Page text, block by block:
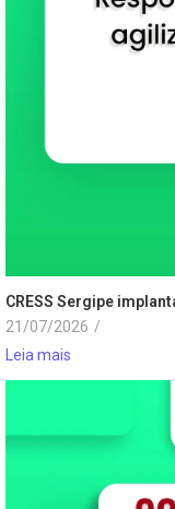
CRESS Sergipe
21/07/2026 /
Leia mais